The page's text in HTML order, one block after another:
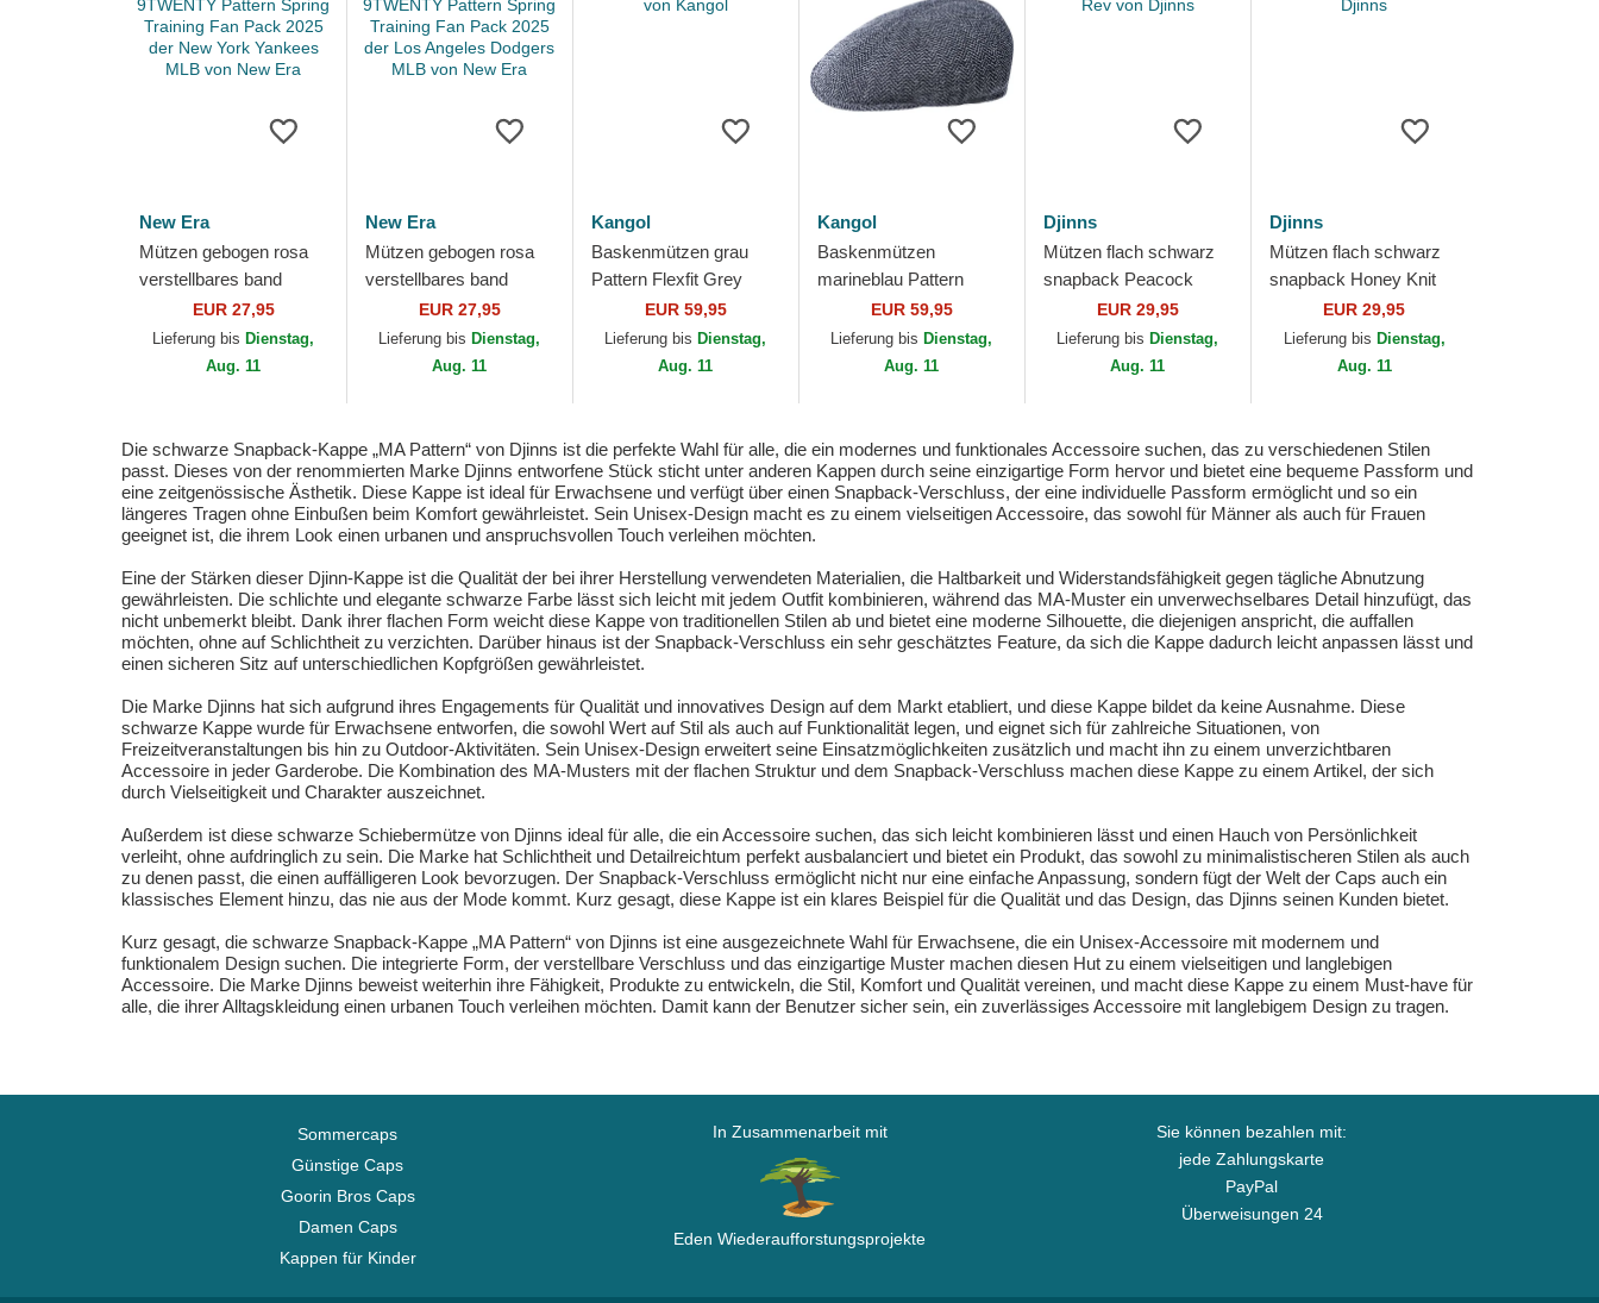
New Era
Mützen gebogen rosa
verstellbares band
9TWENTY Pattern
Spring Training Fan
Pack 2025 der New
EUR 27,95
Lieferung bis Dienstag,
Aug. 11
New Era
Mützen gebogen rosa
verstellbares band
9TWENTY Pattern
Spring Training Fan
Pack 2025 der Los...
EUR 27,95
Lieferung bis Dienstag,
Aug. 11
Kangol
Baskenmützen grau
Pattern Flexfit Grey
Plaid von Kangol
EUR 59,95
Lieferung bis Dienstag,
Aug. 11
Kangol
Baskenmützen
marineblau Pattern
Flexfit Marled Navy von
Kangol
EUR 59,95
Lieferung bis Dienstag,
Aug. 11
Djinns
Mützen flach schwarz
snapback Peacock
Linen Rev von Djinns
EUR 29,95
Lieferung bis Dienstag,
Aug. 11
Djinns
Mützen flach schwarz
snapback Honey Knit
von DjinnsEUR 29,95
Lieferung bis Dienstag,
Aug. 11
Die schwarze Snapback-Kappe „MA Pattern“ von Djinns ist die perfekte Wahl für alle, die ein modernes und funktionales Accessoire suchen, das zu verschiedenen Stilen
passt. Dieses von der renommierten Marke Djinns entworfene Stück sticht unter anderen Kappen durch seine einzigartige Form hervor und bietet eine bequeme Passform und
eine zeitgenössische Ästhetik. Diese Kappe ist ideal für Erwachsene und verfügt über einen Snapback-Verschluss, der eine individuelle Passform ermöglicht und so ein
längeres Tragen ohne Einbußen beim Komfort gewährleistet. Sein Unisex-Design macht es zu einem vielseitigen Accessoire, das sowohl für Männer als auch für Frauen
geeignet ist, die ihrem Look einen urbanen und anspruchsvollen Touch verleihen möchten.
Eine der Stärken dieser Djinn-Kappe ist die Qualität der bei ihrer Herstellung verwendeten Materialien, die Haltbarkeit und Widerstandsfähigkeit gegen tägliche Abnutzung
gewährleisten. Die schlichte und elegante schwarze Farbe lässt sich leicht mit jedem Outfit kombinieren, während das MA-Muster ein unverwechselbares Detail hinzufügt, das
nicht unbemerkt bleibt. Dank ihrer flachen Form weicht diese Kappe von traditionellen Stilen ab und bietet eine moderne Silhouette, die diejenigen anspricht, die auffallen
möchten, ohne auf Schlichtheit zu verzichten. Darüber hinaus ist der Snapback-Verschluss ein sehr geschätztes Feature, da sich die Kappe dadurch leicht anpassen lässt und
einen sicheren Sitz auf unterschiedlichen Kopfgrößen gewährleistet.
Die Marke Djinns hat sich aufgrund ihres Engagements für Qualität und innovatives Design auf dem Markt etabliert, und diese Kappe bildet da keine Ausnahme. Diese
schwarze Kappe wurde für Erwachsene entworfen, die sowohl Wert auf Stil als auch auf Funktionalität legen, und eignet sich für zahlreiche Situationen, von
Freizeitveranstaltungen bis hin zu Outdoor-Aktivitäten. Sein Unisex-Design erweitert seine Einsatzmöglichkeiten zusätzlich und macht ihn zu einem unverzichtbaren
Accessoire in jeder Garderobe. Die Kombination des MA-Musters mit der flachen Struktur und dem Snapback-Verschluss machen diese Kappe zu einem Artikel, der sich
durch Vielseitigkeit und Charakter auszeichnet.
Außerdem ist diese schwarze Schiebermütze von Djinns ideal für alle, die ein Accessoire suchen, das sich leicht kombinieren lässt und einen Hauch von Persönlichkeit
verleiht, ohne aufdringlich zu sein. Die Marke hat Schlichtheit und Detailreichtum perfekt ausbalanciert und bietet ein Produkt, das sowohl zu minimalistischeren Stilen als auch
zu denen passt, die einen auffälligeren Look bevorzugen. Der Snapback-Verschluss ermöglicht nicht nur eine einfache Anpassung, sondern fügt der Welt der Caps auch ein
klassisches Element hinzu, das nie aus der Mode kommt. Kurz gesagt, diese Kappe ist ein klares Beispiel für die Qualität und das Design, das Djinns seinen Kunden bietet.
Kurz gesagt, die schwarze Snapback-Kappe „MA Pattern“ von Djinns ist eine ausgezeichnete Wahl für Erwachsene, die ein Unisex-Accessoire mit modernem und
funktionalem Design suchen. Die integrierte Form, der verstellbare Verschluss und das einzigartige Muster machen diesen Hut zu einem vielseitigen und langlebigen
Accessoire. Die Marke Djinns beweist weiterhin ihre Fähigkeit, Produkte zu entwickeln, die Stil, Komfort und Qualität vereinen, und macht diese Kappe zu einem Must-have für
alle, die ihrer Alltagskleidung einen urbanen Touch verleihen möchten. Damit kann der Benutzer sicher sein, ein zuverlässiges Accessoire mit langlebigem Design zu tragen.
Sommercaps
Günstige Caps
Goorin Bros Caps
Damen Caps
Kappen für Kinder
In Zusammenarbeit mit
Eden Wiederaufforstungsprojekte
Sie können bezahlen mit:
jede Zahlungskarte
PayPal
Überweisungen 24